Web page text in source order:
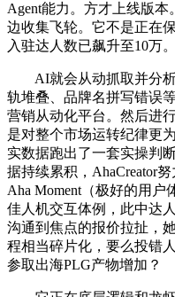
Agent能力。方才上线版本
边收集飞轮。它不是正在
入驻达人数已飙升至10万。
AI就会从动抓取并分析
轨堆叠、品牌名拼写错误
营销从动化平台。然后进
是对整个市场运转纪律更
实数据跑出了一套实操判
据持续累积，AhaCreator
Aha Moment（极好的用户
佳人机交互体例，此中达
沟通到焦点的报价拉扯，
程相当碎片化，要么投错
参取出海PLG产物增加？